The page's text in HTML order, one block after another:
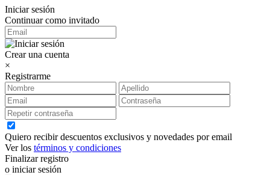
Iniciar sesión
Continuar como invitado
Crear una cuenta
×
Registrarme
Quiero recibir descuentos exclusivos y novedades por email
Ver los términos y condiciones
Finalizar registro
o iniciar sesión